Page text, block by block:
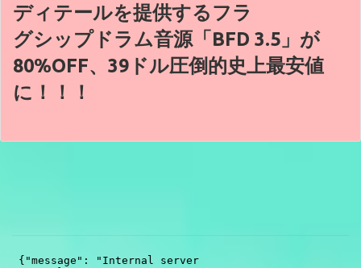
ディテールを提供するフラ
グシップドラム音源「BFD 3.5」が
80%OFF、39ドル圧倒的史上最安値
に！！！